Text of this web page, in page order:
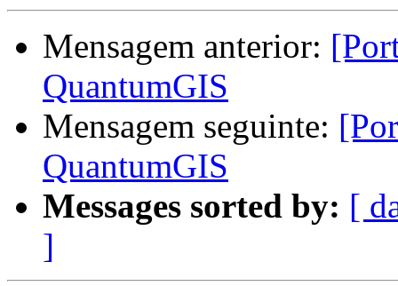
Mensagem anterior:
QuantumGIS
Mensagem seguinte:
QuantumGIS
Messages sorted by: [
]